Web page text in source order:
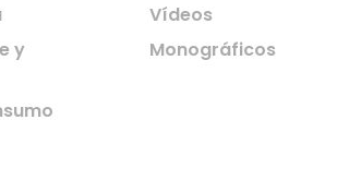
y
Vídeos
Monográficos